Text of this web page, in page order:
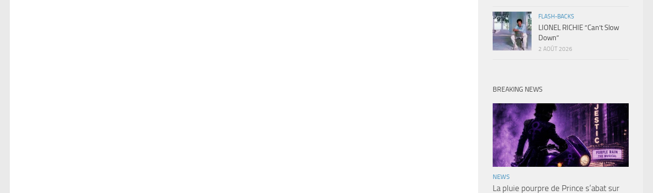
FLASH-BACKS
LIONEL RICHIE “Can’t Slow
Down”
2 AOÛT 2026
BREAKING NEWS
NEWS
La pluie pourpre de Prince s’abat sur